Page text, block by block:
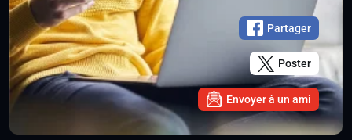
Partager
Poster
Envoyer à un ami